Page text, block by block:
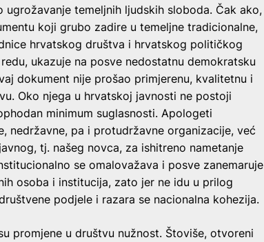
temeljnih ljudskih sloboda. Čak ako,
koji grubo zadire u temeljne tradicionalne,
hrvatskog društva i hrvatskog političkog
ukazuje na posve nedostatnu demokratsku
dokument nije prošao primjerenu, kvalitetnu i
Oko njega u hrvatskoj javnosti ne postoji
minimum suglasnosti. Apologeti
nedržavne, pa i protudržavne organizacije, već
tj. našeg novca, za ishitreno nametanje
se omalovažava i posve zanemaruje
osoba i institucija, zato jer ne idu u prilog
podjele i razara se nacionalna kohezija.
promjene u društvu nužnost. Štoviše, otvoreni